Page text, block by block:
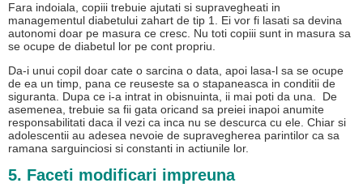
Fara indoiala, copiii trebuie ajutati si supravegheati in
managementul diabetului zahart de tip 1. Ei vor fi lasati sa devina
autonomi doar pe masura ce cresc. Nu toti copiii sunt in masura sa
se ocupe de diabetul lor pe cont propriu.
Da-i unui copil doar cate o sarcina o data, apoi lasa-l sa se ocupe
de ea un timp, pana ce reuseste sa o stapaneasca in conditii de
siguranta. Dupa ce i-a intrat in obisnuinta, ii mai poti da una. De
asemenea, trebuie sa fii gata oricand sa preiei inapoi anumite
responsabilitati daca il vezi ca inca nu se descurca cu ele. Chiar si
adolescentii au adesea nevoie de supravegherea parintilor ca sa
ramana sarguinciosi si constanti in actiunile lor.
5. Faceti modificari impreuna